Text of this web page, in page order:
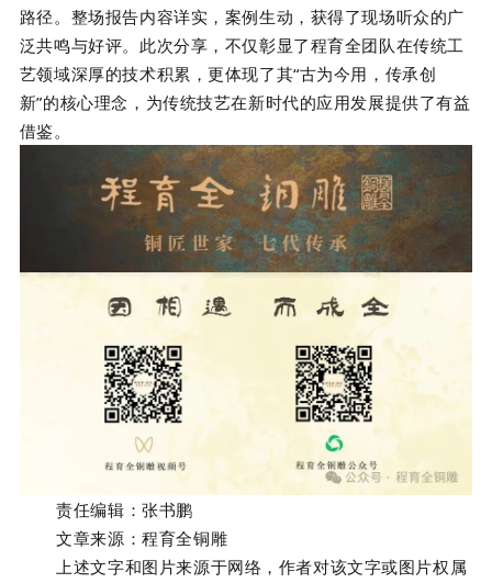
路径。整场报告内容详实，案例生动，获得了现场听众的广
泛共鸣与好评。此次分享，不仅彰显了程育全团队在传统工
艺领域深厚的技术积累，更体现了其“古为今用，传承创
新”的核心理念，为传统技艺在新时代的应用发展提供了有益
借鉴。
责任编辑：张书鹏
文章来源：程育全铜雕
上述文字和图片来源于网络，作者对该文字或图片权属